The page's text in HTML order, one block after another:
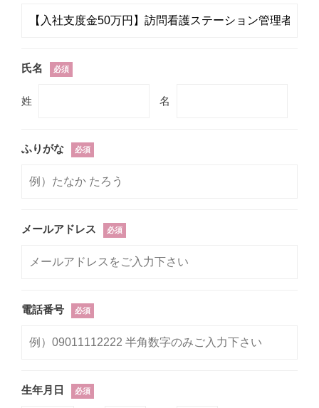
氏名 必須
姓 名
ふりがな 必須
メールアドレス 必須
電話番号 必須
生年月日 必須